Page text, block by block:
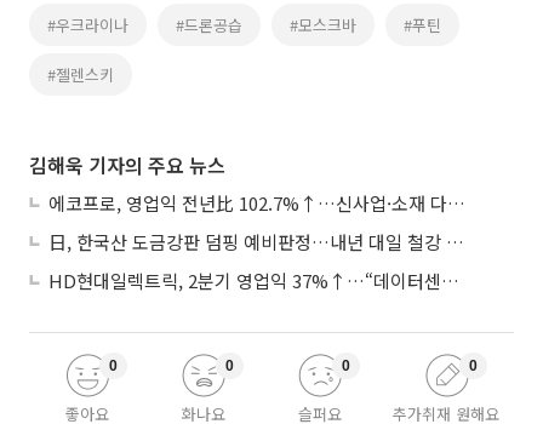
#우크라이나 #드론공습 #모스크바 #푸틴
#젤렌스키
김해욱 기자의 주요 뉴스
에코프로, 영업익 전년比 102.7%↑…신사업·소재 다각화 박차
日, 한국산 도금강판 덤핑 예비판정…내년 대일 철강 수출 ‘빨간불’
HD현대일렉트릭, 2분기 영업익 37%↑…“데이터센터 사업, 새로운 성장 축”
좋아요
0
화나요
0
슬퍼요
0
추가취재 원해요
0